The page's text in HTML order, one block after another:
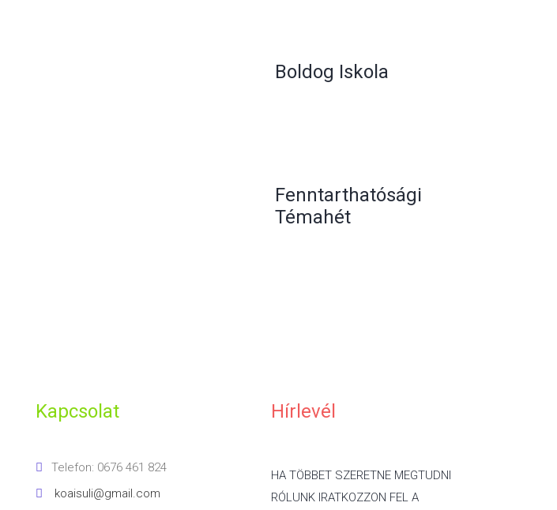
Boldog Iskola
Fenntarthatósági
Témahét
Kapcsolat
Telefon: 0676 461 824
koaisuli@gmail.com
Hírlevél
HA TÖBBET SZERETNE MEGTUDNI
RÓLUNK IRATKOZZON FEL A